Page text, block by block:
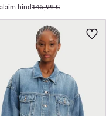
hind145,99 €